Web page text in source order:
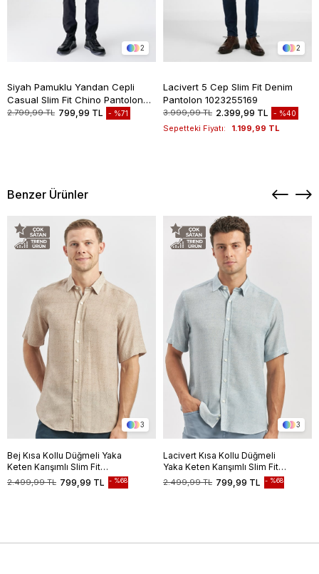
2
Siyah Pamuklu Yandan Cepli
Casual Slim Fit Chino Pantolon
1003235117
2.799,99 TL 799,99 TL %71
2
Lacivert 5 Cep Slim Fit Denim
Pantolon 1023255169
3.999,99 TL 2.399,99 TL %40
Sepetteki Fiyatı: 1.199,99 TL
Benzer Ürünler
3
Bej Kısa Kollu Düğmeli Yaka
Keten Karışımlı Slim Fit
Gömlek 1004240242
799,99 TL
2.499,99 TL %68
3
Lacivert Kısa Kollu Düğmeli
Yaka Keten Karışımlı Slim Fit
Gömlek 1004240242
799,99 TL
2.499,99 TL %68